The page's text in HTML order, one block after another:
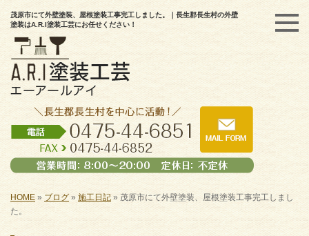
茂原市にて外壁塗装、屋根塗装工事完工しました。｜長生郡長生村の外壁
塗装はA.R.I塗装工芸にお任せください！
HOME » ブログ» 施工日記 » 茂原市にて外壁塗装、屋根塗装工事完工しまし
た。